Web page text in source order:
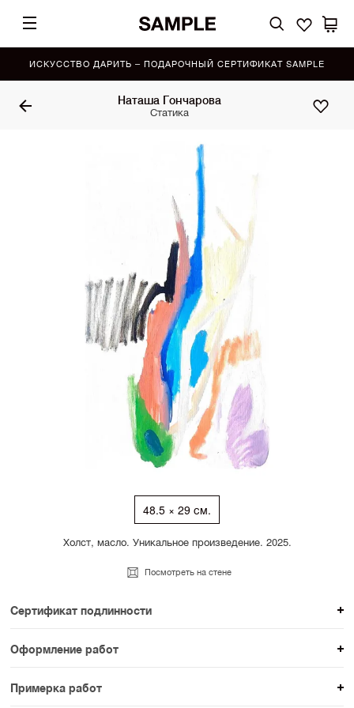
ИСКУССТВО ДАРИТЬ – ПОДАРОЧНЫЙ СЕРТИФИКАТ SAMPLE
Наташа Гончарова
Статика
48.5 × 29 см.
Холст, масло. Уникальное произведение. 2025.
Посмотреть на стене
Сертификат подлинности
К каждому авторскому произведению мы
прикладываем сертификат подлинности. Для товаров
раздела SAMPLE СЕРИЯ сертификаты не
Оформление работ
При покупке произведения вы можете выбрать и
оплатить вариант оформления. На сайте доступен
Примерка работ